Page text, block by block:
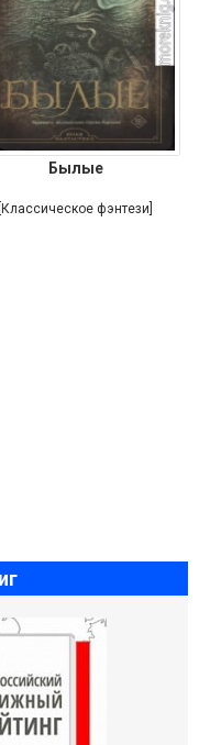
Былые
[Классическое фэнтези]